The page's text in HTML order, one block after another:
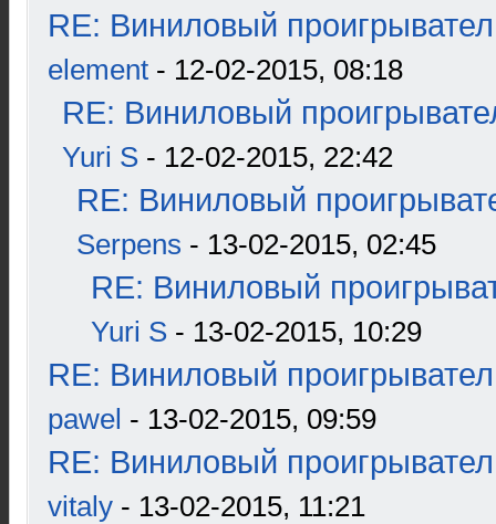
RE: Виниловый
element - 12-02-2015, 08:18
RE: Виниловый
Yuri S - 12-02-2015, 22:42
RE: Виниловый
Serpens - 13-02-2015, 02:45
RE: Виниловый
Yuri S - 13-02-2015, 10:29
RE: Виниловый
pawel - 13-02-2015, 09:59
RE: Виниловый
vitaly - 13-02-2015, 11:21